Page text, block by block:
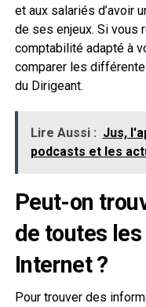
et aux salariés d’avoir
de ses enjeux. Si vous
comptabilité adapté à
comparer les
du Dirigeant.
Lire Aussi : Jus,
podcasts et les
Peut-on
de toutes
Internet ?
Pour trouver des